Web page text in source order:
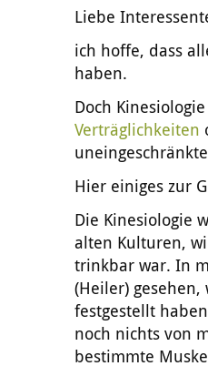
Liebe
ich hoffe, dass
haben.
Doch
Verträglichkeiten
Hier einiges zur
Die Kinesiologie
alten Kulturen,
trinkbar war. In
(Heiler)
festgestellt
noch nichts von
bestimmte